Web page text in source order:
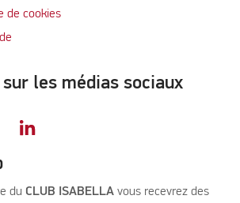
de cookies
les médias sociaux
du CLUB ISABELLA vous recevrez des